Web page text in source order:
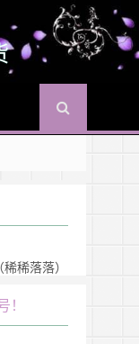
稀落落）